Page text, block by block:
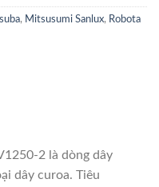
, Mitsusumi Sanlux, Robota
2 là dòng dây
dây curoa. Tiêu